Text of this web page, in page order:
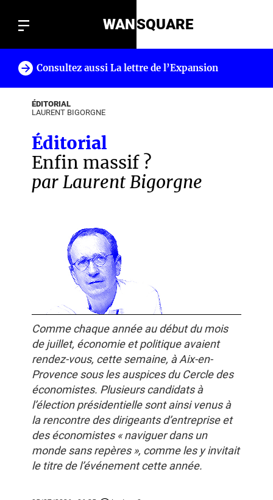
WANSQUARE
Consultez aussi La lettre de l’Expansion
ÉDITORIAL
LAURENT BIGORGNE
Éditorial
Enfin massif ?
par Laurent Bigorgne
Comme chaque année au début du mois
de juillet, économie et politique avaient
rendez-vous, cette semaine, à Aix-en-
Provence sous les auspices du Cercle des
économistes. Plusieurs candidats à
l’élection présidentielle sont ainsi venus à
la rencontre des dirigeants d’entreprise et
des économistes « naviguer dans un
monde sans repères », comme les y invitait
le titre de l’événement cette année.